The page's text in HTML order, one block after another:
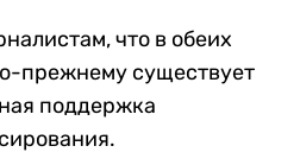
что в обеих
прежнему существует
поддержка